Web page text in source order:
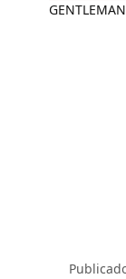
GENTLEMAN